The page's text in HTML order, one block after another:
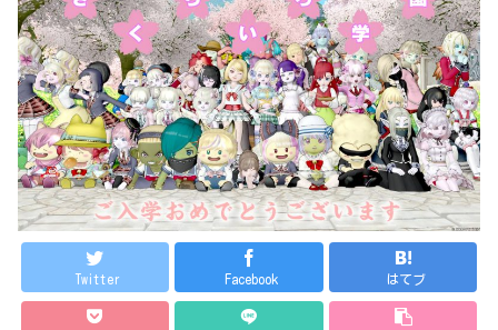
Twitter Facebook はてブ